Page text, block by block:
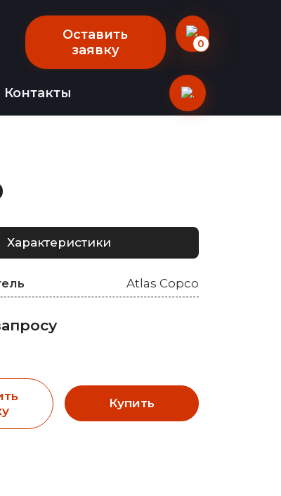
Оставить
заявку
0
Контакты
Характеристики
Atlas Copco
Купить